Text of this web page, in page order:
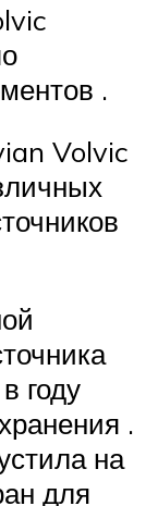
.
Volvic
году
.
на
для